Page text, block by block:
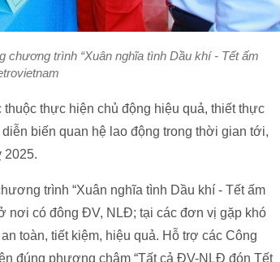
trình “Xuân nghĩa tình Dầu khí - Tết ấm
thực hiện chủ động hiệu quả, thiết thực
biến quan hệ lao động trong thời gian tới,
2025.
trình “Xuân nghĩa tình Dầu khí - Tết ấm
nơi có đông ĐV, NLĐ; tại các đơn vị gặp khó
toàn, tiết kiệm, hiệu quả. Hỗ trợ các Công
đúng phương châm “Tất cả ĐV-NLĐ đón Tết